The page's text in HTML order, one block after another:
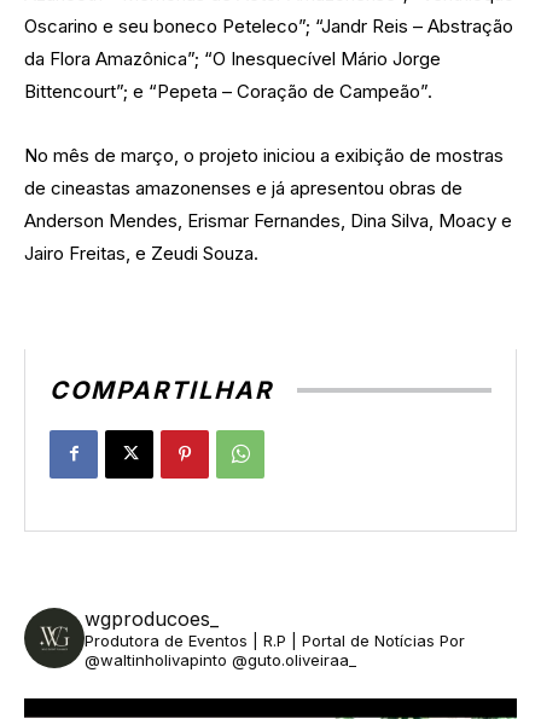
Oscarino e seu boneco Peteleco”; “Jandr Reis – Abstração
da Flora Amazônica”; “O Inesquecível Mário Jorge
Bittencourt”; e “Pepeta – Coração de Campeão”.
No mês de março, o projeto iniciou a exibição de mostras
de cineastas amazonenses e já apresentou obras de
Anderson Mendes, Erismar Fernandes, Dina Silva, Moacy e
Jairo Freitas, e Zeudi Souza.
COMPARTILHAR
wgproducoes_
Produtora de Eventos | R.P | Portal de Notícias Por
@waltinholivapinto @guto.oliveiraa_